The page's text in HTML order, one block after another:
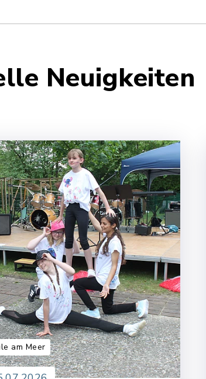
Neuigkeiten
am Meer